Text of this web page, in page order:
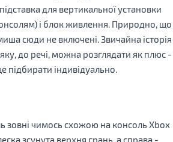
для вертикальної установки
і блок живлення. Природно, що
сюди не включені. Звичайна історія
до речі, можна розглядати як плюс -
підбирати індивідуально.
зовні чимось схожою на консоль Xbox
зсунута верхня грань, а справа -